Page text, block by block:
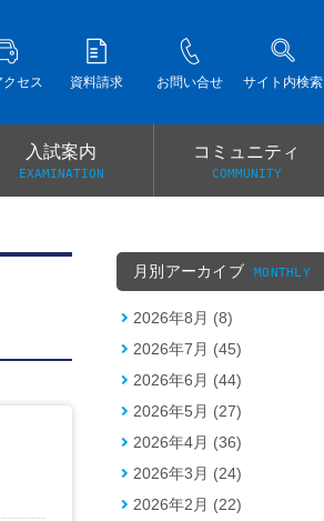
セス 資料請求 お問い合せ サイト内検索
入試案内
EXAMINATION
コミュニティ
COMMUNITY
月別アーカイブ MONTHLY
2026年8月 (8)
2026年7月 (45)
2026年6月 (44)
2026年5月 (27)
2026年4月 (36)
2026年3月 (24)
2026年2月 (22)